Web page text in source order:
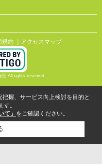
規約 ｜アクセスマップ
All rights reserved.
握、サービス向上検討を目的と
。
て」 をご確認ください。